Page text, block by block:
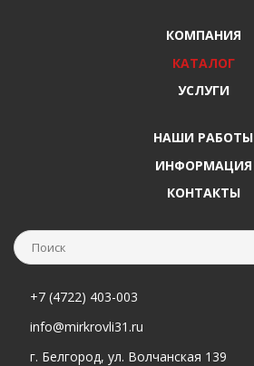
КОМПАНИЯ
КАТАЛОГ
УСЛУГИ
НАШИ РАБОТЫ
ИНФОРМАЦИЯ
КОНТАКТЫ
+7 (4722) 403-003
info@mirkrovli31.ru
г. Белгород, ул. Волчанская 139